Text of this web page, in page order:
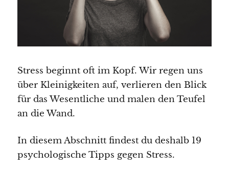
Stress beginnt oft im Kopf. Wir regen uns
über Kleinigkeiten auf, verlieren den Blick
für das Wesentliche und malen den Teufel
an die Wand.
In diesem Abschnitt findest du deshalb 19
psychologische Tipps gegen Stress.